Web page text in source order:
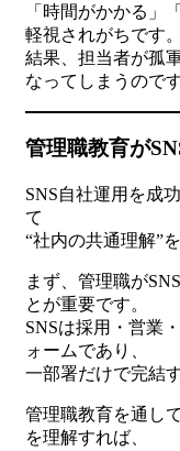
「時間がかかる」
軽視されがちです。
結果、担当者が孤
なってしまうのです
管理職教育が
SNS自社運用を成
て
“社内の共通理解”
まず、管理職が
とが重要です。
SNSは採用・営業
ォームであり、
一部署だけで完結
管理職教育を通し
を理解すれば、